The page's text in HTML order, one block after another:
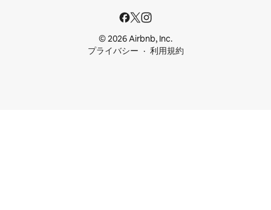
© 2026 Airbnb, Inc.
プライバシー
利用規約